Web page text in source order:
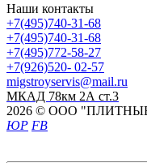
Наши контакты
+7(495)740-31-68
+7(495)740-31-68
+7(495)772-58-27
+7(926)520- 02-57
migstroyservis@mail.ru
МКАД 78км 2А ст.3
2026 © ООО
ЮР FB